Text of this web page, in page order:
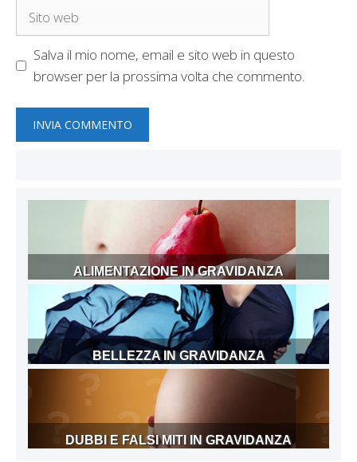
Sito
Salva il mio nome, email e sito web in questo
browser per la prossima volta che commento.
ALIMENTAZIONE IN GRAVIDANZA
BELLEZZA IN GRAVIDANZA
DUBBI E FALSI MITI IN GRAVIDANZA